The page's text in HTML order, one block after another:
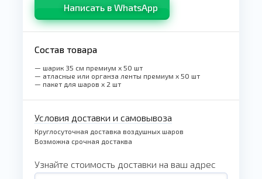
Написать в WhatsApp
Состав товара
— шарик 35 см премиум x 50 шт
— атласные или органза ленты премиум x 50 шт
— пакет для шаров x 2 шт
Условия доставки и самовывоза
Круглосуточная доставка воздушных шаров
Возможна срочная достаква
Узнайте стоимость доставки на ваш адрес